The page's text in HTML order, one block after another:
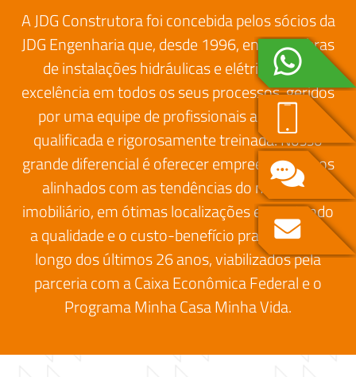
A JDG Construtora foi concebida pelos sócios da
JDG Engenharia que, desde 1996, entrega obras
de instalações hidráulicas e elétricas com
excelência em todos os seus processos, geridos
por uma equipe de profissionais altamente
qualificada e rigorosamente treinada. Nosso
grande diferencial é oferecer empreendimentos
alinhados com as tendências do mercado
imobiliário, em ótimas localizações e mantendo
a qualidade e o custo-benefício praticados ao
longo dos últimos 26 anos, viabilizados pela
parceria com a Caixa Econômica Federal e o
Programa Minha Casa Minha Vida.